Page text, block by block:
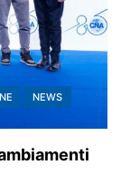
NEWS